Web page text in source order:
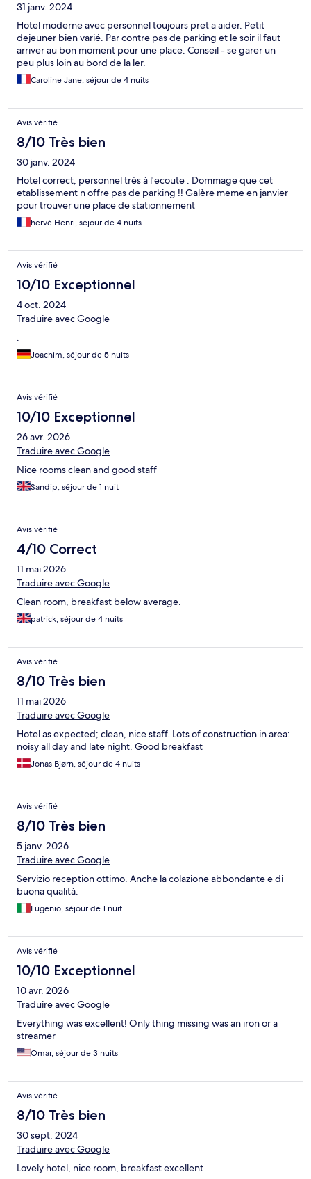
31 janv. 2024
Hotel moderne avec personnel toujours pret a aider. Petit
dejeuner bien varié. Par contre pas de parking et le soir il faut
arriver au bon moment pour une place. Conseil - se garer un
peu plus loin au bord de la ler.
Caroline Jane, séjour de 4 nuits
Avis vérifié
8/10 Très bien
30 janv. 2024
Hotel correct, personnel très à l'ecoute . Dommage que cet
etablissement n offre pas de parking !! Galère meme en janvier
pour trouver une place de stationnement
hervé Henri, séjour de 4 nuits
Avis vérifié
10/10 Exceptionnel
4 oct. 2024
Traduire avec Google
.
Joachim, séjour de 5 nuits
Avis vérifié
10/10 Exceptionnel
26 avr. 2026
Traduire avec Google
Nice rooms clean and good staff
Sandip, séjour de 1 nuit
Avis vérifié
4/10 Correct
11 mai 2026
Traduire avec Google
Clean room, breakfast below average.
patrick, séjour de 4 nuits
Avis vérifié
8/10 Très bien
11 mai 2026
Traduire avec Google
Hotel as expected; clean, nice staff. Lots of construction in area:
noisy all day and late night. Good breakfast
Jonas Bjørn, séjour de 4 nuits
Avis vérifié
8/10 Très bien
5 janv. 2026
Traduire avec Google
Servizio reception ottimo. Anche la colazione abbondante e di
buona qualità.
Eugenio, séjour de 1 nuit
Avis vérifié
10/10 Exceptionnel
10 avr. 2026
Traduire avec Google
Everything was excellent! Only thing missing was an iron or a
streamer
Omar, séjour de 3 nuits
Avis vérifié
8/10 Très bien
30 sept. 2024
Traduire avec Google
Lovely hotel, nice room, breakfast excellent